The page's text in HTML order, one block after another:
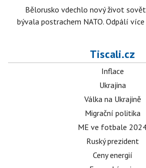
Bělorusko vdechlo nový život
bývala postrachem NATO. Odpálí
Tiscali.cz
Inflace
Ukrajina
Válka na Ukrajině
Migrační politika
ME ve fotbale
Ruský prezident
Ceny energií